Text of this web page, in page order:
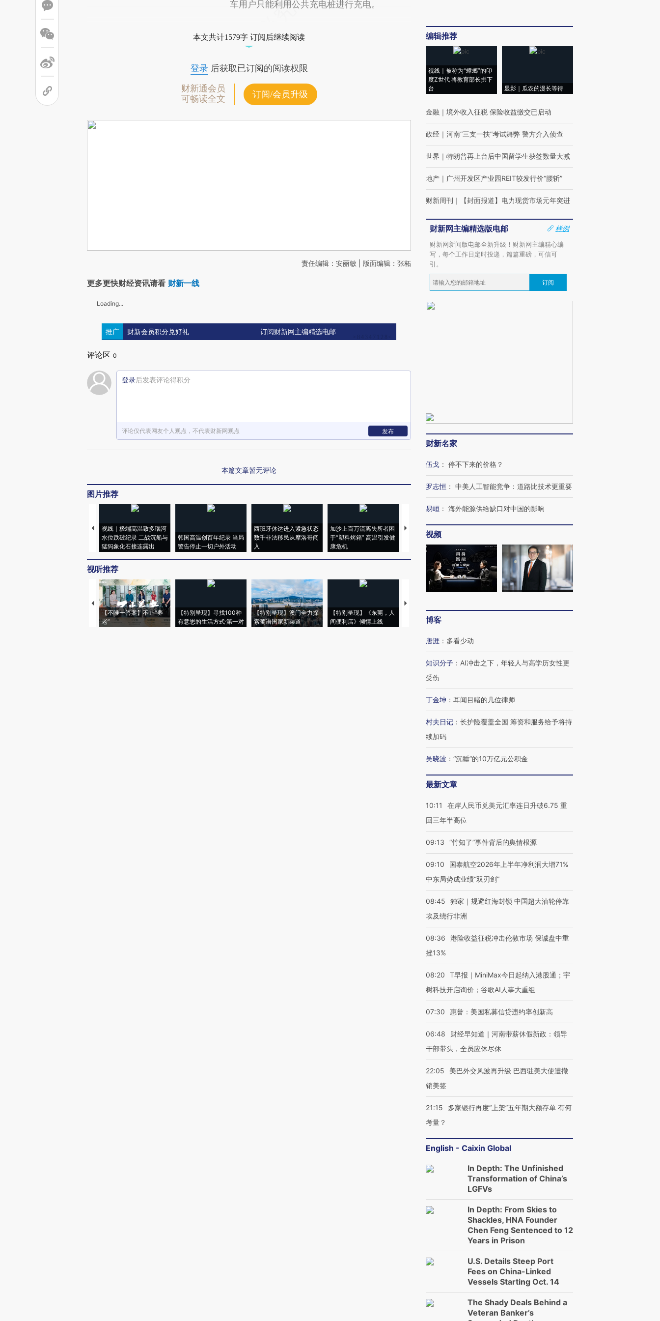
车用户只能利用公共充电桩进行充电。
本文共计1579字 订阅后继续阅读
登录后获取已订阅的阅读权限
财新通会员
可畅读全文
订阅/会员升级
责任编辑：安丽敏 | 版面编辑：张柘
更多更快财经资讯请看 财新一线
Loading...
推广 财新会员积分兑好礼 订阅财新网主编精选电邮
评论区 0
登录后发表评论得积分
评论仅代表网友个人观点，不代表财新网观点 发布
本篇文章暂无评论
图片推荐
视线｜极端高温致多瑙河
水位跌破纪录 二战沉船与
猛犸象化石接连露出
韩国高温创百年纪录 当局
警告停止一切户外活动
西班牙休达进入紧急状态
数千非法移民从摩洛哥闯
入
加沙上百万流离失所者困
于“塑料烤箱” 高温引发健
康危机
马航飞行员跨国走私7万
粒摇头丸 尿检体内含3种
要防空导弹“救急”
13人遇难
视听推荐
【不唯一答案】不止“养
老”
【特别呈现】寻找100种
有意思的生活方式·第一对
【特别呈现】澳门全力探
索葡语国家新渠道
【特别呈现】《东莞，人
间便利店》倾情上线
【推广】走进第四届链博
会，让数智科技“链”接产
【特别呈现】寻找100种
CFO：不靠规模取胜，华
编辑推荐
视线｜被称为“蟑螂”的印
度Z世代 将教育部长拱下
台
显影｜瓜农的漫长等待
金融 ｜ 境外收入征税 保险收益缴交已启动
政经 ｜ 河南“三支一扶”考试舞弊 警方介入侦查
世界 ｜ 特朗普再上台后中国留学生获签数量大减
地产 ｜ 广州开发区产业园REIT较发行价“腰斩”
财新周刊 ｜ 【封面报道】电力现货市场元年突进
财新网主编精选版电邮
样例
财新网新闻版电邮全新升级！财新网主编精心编
写，每个工作日定时投递，篇篇重磅，可信可
引。
订阅
财新名家
伍戈 ： 停不下来的价格？
罗志恒 ： 中美人工智能竞争：道路比技术更重要
易峘 ： 海外能源供给缺口对中国的影响
视频
博客
唐涯 ： 多看少动
知识分子 ： AI冲击之下，年轻人与高学历女性更
受伤
丁金坤 ： 耳闻目睹的几位律师
村夫日记 ： 长护险覆盖全国 筹资和服务给予将持
续加码
吴晓波 ： “沉睡”的10万亿元公积金
最新文章
10:11
在岸人民币兑美元汇率连日升破6.75 重
回三年半高位
09:13 “竹知了”事件背后的舆情根源
09:10
国泰航空2026年上半年净利润大增71%
中东局势成业绩“双刃剑”
08:45
独家｜规避红海封锁 中国超大油轮停靠
埃及绕行非洲
08:36
港险收益征税冲击伦敦市场 保诚盘中重
挫13%
08:20
T早报｜MiniMax今日起纳入港股通；宇
树科技开启询价；谷歌AI人事大重组
07:30 惠誉：美国私募信贷违约率创新高
06:48
财经早知道｜河南带薪休假新政：领导
干部带头，全员应休尽休
22:05
美巴外交风波再升级 巴西驻美大使遭撤
销美签
21:15
多家银行再度“上架”五年期大额存单 有何
考量？
English - Caixin Global
In Depth: The Unfinished
Transformation of China’s
LGFVs
In Depth: From Skies to
Shackles, HNA Founder
Chen Feng Sentenced to 12
Years in Prison
U.S. Details Steep Port
Fees on China-Linked
Vessels Starting Oct. 14
The Shady Deals Behind a
Veteran Banker’s